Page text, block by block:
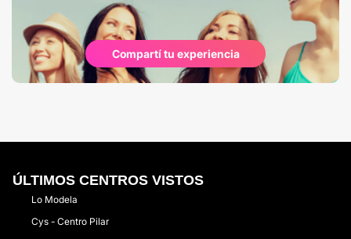
Compartí tu experiencia
ÚLTIMOS CENTROS VISTOS
Lo Modela
Cys - Centro Pilar